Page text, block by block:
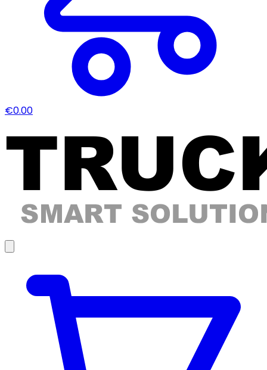
€0.00